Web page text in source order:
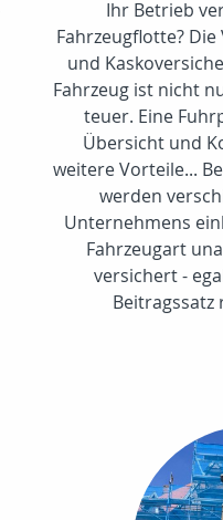
Ihr Betrieb
Fahrzeugflotte?
und
Fahrzeug ist nicht
teuer. Eine
Übersicht und
weitere Vorteile...
werden
Unternehmens
Fahrzeugart
versichert -